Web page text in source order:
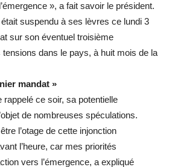
», a fait savoir le président.
suspendu à ses lèvres ce lundi 3
sur son éventuel troisième
dans le pays, à huit mois de la
mandat »
rappelé ce soir, sa potentielle
de nombreuses spéculations.
l’otage de cette injonction
l’heure, car mes priorités
vers l’émergence, a expliqué